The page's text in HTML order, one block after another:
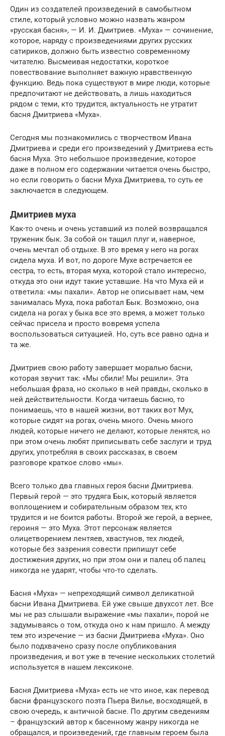
Один из создателей произведений в самобытном
стиле, который условно можно назвать жанром
«русская басня», — И. И. Дмитриев. «Муха» — сочинение,
которое, наряду с произведениями других русских
сатириков, должно быть известно современному
читателю. Высмеивая недостатки, короткое
повествование выполняет важную нравственную
функцию. Ведь пока существуют в мире люди, которые
предпочитают не действовать, а лишь находиться
рядом с теми, кто трудится, актуальность не утратит
басня Дмитриева «Муха».
Сегодня мы познакомились с творчеством Ивана
Дмитриева и среди его произведений у Дмитриева есть
басня Муха. Это небольшое произведение, которое
даже в полном его содержании читается очень быстро,
но если говорить о басни Муха Дмитриева, то суть ее
заключается в следующем.
Дмитриев муха
Как-то очень и очень уставший из полей возвращался
труженик бык. За собой он тащил плуг и, наверное,
очень мечтал об отдыхе. В это время у него на рогах
сидела муха. И вот, по дороге Мухе встречается ее
сестра, то есть, вторая муха, которой стало интересно,
откуда это они идут такие уставшие. На что Муха ей и
ответила: «мы пахали». Автор не описывает нам, чем
занималась Муха, пока работал Бык. Возможно, она
сидела на рогах у быка все это время, а может только
сейчас присела и просто вовремя успела
воспользоваться ситуацией. Но, суть все равно одна и
та же.
Дмитриев свою работу завершает моралью басни,
которая звучит так: «Мы сбили! Мы решили». Эта
небольшая фраза, но сколько в ней правды, сколько в
ней действительности. Когда читаешь басню, то
понимаешь, что в нашей жизни, вот таких вот Мух,
которые сидят на рогах, очень много. Очень много
людей, которые ничего не делают, которые ленятся, но
при этом очень любят приписывать себе заслуги и труд
других, употребляя в своих рассказах, в своем
разговоре краткое слово «мы».
Всего только два главных героя басни Дмитриева.
Первый герой — это трудяга Бык, который является
воплощением и собирательным образом тех, кто
трудится и не боится работы. Второй же герой, а вернее,
героиня — это Муха. Этот персонаж является
олицетворением лентяев, хвастунов, тех людей,
которые без зазрения совести припишут себе
достижения других, но при этом они и палец об палец
никогда не ударят, чтобы что-то сделать.
Басня «Муха» — непреходящий символ деликатной
басни Ивана Дмитриева. Ей уже свыше двухсот лет. Все
мы не раз слышали выражение «мы пахали», порой не
задумываясь о том, откуда оно к нам пришло. А между
тем это изречение — из басни Дмитриева «Муха». Оно
было подхвачено сразу после опубликования
произведения, и вот уже в течение нескольких столетий
используется в нашем лексиконе.
Басня Дмитриева «Муха» есть не что иное, как перевод
басни французского поэта Пьера Вилье, восходящей, в
свою очередь, к античной басне. По другим сведениям
– французский автор к басенному жанру никогда не
обращался, и произведений, где главным героем была